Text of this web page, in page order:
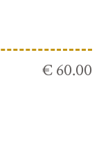
€ 60.00